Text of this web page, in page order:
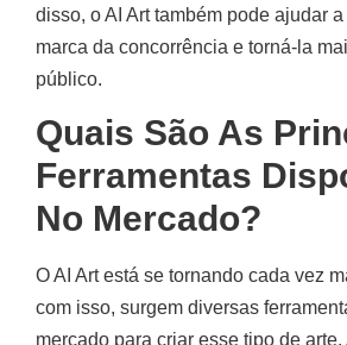
disso, o AI Art também pode ajudar
marca da concorrência e torná-la
público.
Quais São As
Ferramentas
No Mercado?
O AI Art está se tornando cada vez
com isso, surgem diversas
mercado para criar esse tipo de